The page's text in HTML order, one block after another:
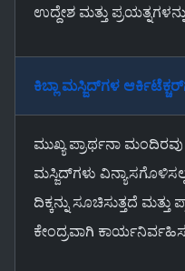
ಉದ್ದೇಶ ಮತ್ತು
ಕಿಬ್ಲಾ ಮಸ್ಜಿದ್‌ಗಳ
ಮುಖ್ಯ ಪ್ರಾರ್ಥನಾ
ಮಸ್ಜಿದ್‌ಗಳು
ದಿಕ್ಕನ್ನು ಸೂಚಿಸುತ್ತದೆ
ಕೇಂದ್ರವಾಗಿ